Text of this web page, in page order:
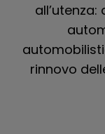
rinnovo